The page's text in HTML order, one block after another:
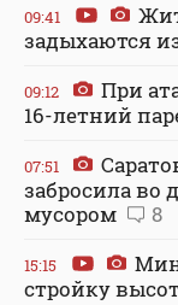
09:41
задыхаются
09:12
При
16-летний
07:51
забросила во
мусором
8
15:15
стройку